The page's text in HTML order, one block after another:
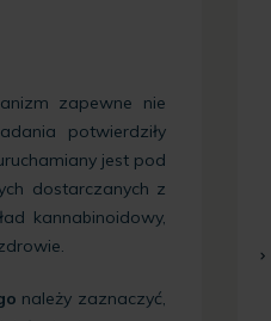
zapewne nie
potwierdziły
jest pod
dostarczanych z
kannabinoidowy,
należy zaznaczyć,